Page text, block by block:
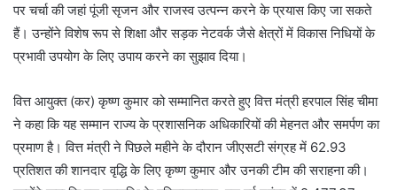
पर चर्चा की जहां पूंजी सृजन और राजस्व उत्पन्न करने के प्रयास किए जा सकते
हैं। उन्होंने विशेष रूप से शिक्षा और सड़क नेटवर्क जैसे क्षेत्रों में विकास निधियों के
प्रभावी उपयोग के लिए उपाय करने का सुझाव दिया।
वित्त आयुक्त (कर) कृष्ण कुमार को सम्मानित करते हुए वित्त मंत्री हरपाल सिंह चीमा
ने कहा कि यह सम्मान राज्य के प्रशासनिक अधिकारियों की मेहनत और समर्पण का
प्रमाण है। वित्त मंत्री ने पिछले महीने के दौरान जीएसटी संग्रह में 62.93
प्रतिशत की शानदार वृद्धि के लिए कृष्ण कुमार और उनकी टीम की सराहना की।